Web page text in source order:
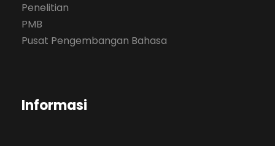
Penelitian
PMB
Pusat Pengembangan Bahasa
Informasi